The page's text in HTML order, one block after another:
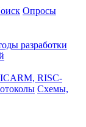
Опросы
разработки
ARM, RISC-
Схемы,